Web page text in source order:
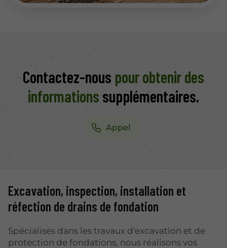
Contactez-nous pour obtenir des
informations supplémentaires.
Appel
Excavation, inspection, installation et
réfection de drains de fondation
Spécialisés dans les travaux d'excavation et de
protection de fondations, nous réalisons vos